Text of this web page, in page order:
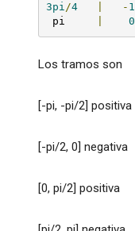
3pi/4 - 1
pi
0
Los tramos son
[-pi, -pi/2] positiva
[-pi/2, 0] negativa
[0, pi/2] positiva